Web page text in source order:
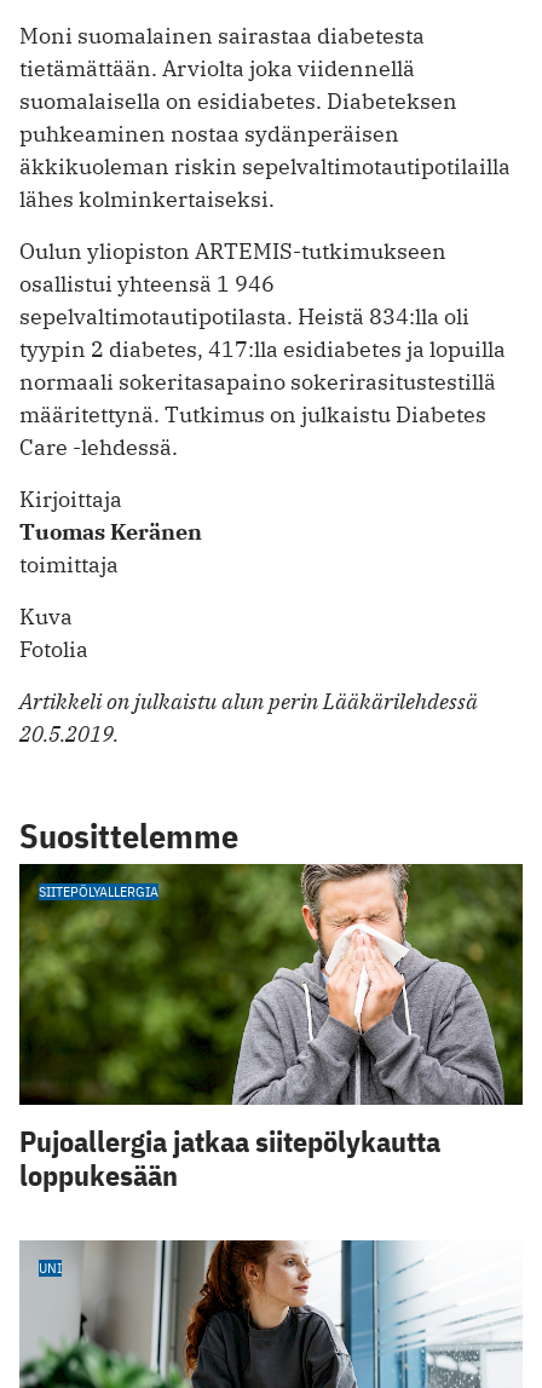
Moni suomalainen sairastaa diabetesta
tietämättään. Arviolta joka viidennellä
suomalaisella on esidiabetes. Diabeteksen
puhkeaminen nostaa sydänperäisen
äkkikuoleman riskin sepelvaltimotautipotilailla
lähes kolminkertaiseksi.
Oulun yliopiston ARTEMIS-tutkimukseen
osallistui yhteensä 1 946
sepelvaltimotautipotilasta. Heistä 834:lla oli
tyypin 2 diabetes, 417:lla esidiabetes ja lopuilla
normaali sokeritasapaino sokerirasitustestillä
määritettynä. Tutkimus on julkaistu Diabetes
Care -lehdessä.
Kirjoittaja
Tuomas Keränen
toimittaja
Kuva
Fotolia
Artikkeli on julkaistu alun perin Lääkärilehdessä
20.5.2019.
Suosittelemme
SIITEPÖLYALLERGIA
Pujoallergia jatkaa siitepölykautta
loppukesään
UNI